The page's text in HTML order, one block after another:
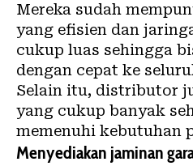
Mereka sudah
yang efisien dan
cukup luas sehingga
dengan cepat ke
Selain itu, distributor
yang cukup banyak
memenuhi kebutuhan
Menyediakan jaminan